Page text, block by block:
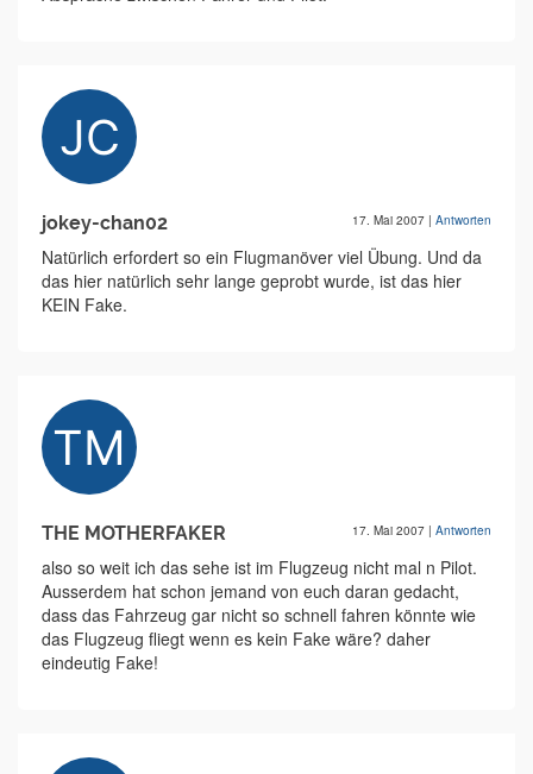
jokey-chan02 17. Mai 2007 | Antworten
Natürlich erfordert so ein Flugmanöver viel Übung. Und da
das hier natürlich sehr lange geprobt wurde, ist das hier
KEIN Fake.
THE MOTHERFAKER 17. Mai 2007 | Antworten
also so weit ich das sehe ist im Flugzeug nicht mal n Pilot.
Ausserdem hat schon jemand von euch daran gedacht,
dass das Fahrzeug gar nicht so schnell fahren könnte wie
das Flugzeug fliegt wenn es kein Fake wäre? daher
eindeutig Fake!